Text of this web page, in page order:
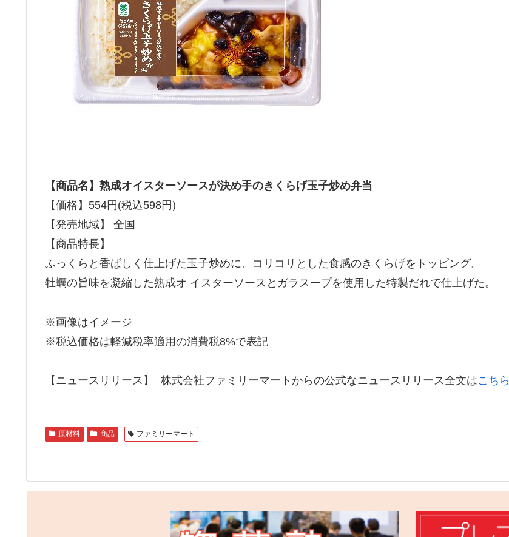
【商品名】熟成オイスターソースが決め手のきくらげ玉子炒め弁当
【価格】554円(税込598円)
【発売地域】 全国
【商品特長】
ふっくらと香ばしく仕上げた玉子炒めに、コリコリとした食感のきくらげをトッピング。
牡蠣の旨味を凝縮した熟成オ イスターソースとガラスープを使用した特製だれで仕上げた。
※画像はイメージ
※税込価格は軽減税率適用の消費税8%で表記
【ニュースリリース】 株式会社ファミリーマートからの公式なニュースリリース全文はこちら
原材料 商品 ファミリーマート